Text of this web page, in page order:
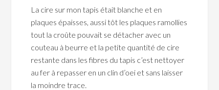
La cire sur mon tapis était blanche et en
plaques épaisses, aussi tôt les plaques ramollies
tout la croûte pouvait se détacher avec un
couteau à beurre et la petite quantité de cire
restante dans les fibres du tapis c’est nettoyer
au fer à repasser en un clin d’oei et sans laisser
la moindre trace.